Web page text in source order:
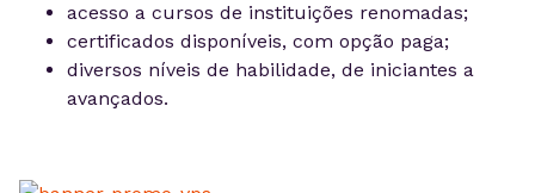
acesso a cursos de instituições renomadas;
certificados disponíveis, com opção paga;
diversos níveis de habilidade, de iniciantes a
avançados.